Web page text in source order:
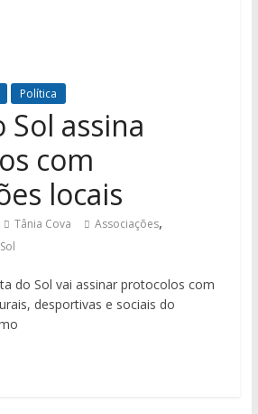
Política
Sol assina
com
locais
Tânia Cova Associações,
do Sol vai assinar protocolos com
desportivas e sociais do